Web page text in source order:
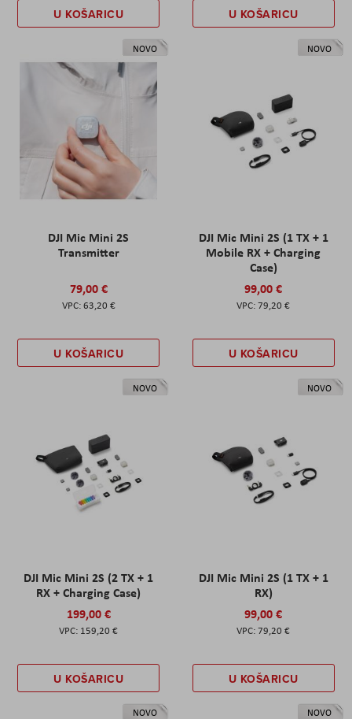
U KOŠARICU U KOŠARICU
NOVO
DJI Mic Mini 2S
Transmitter
79,00 €
63,20 €
U KOŠARICU
NOVO
DJI Mic Mini 2S (1 TX + 1
Mobile RX + Charging
Case)
99,00 €
79,20 €
U KOŠARICU
NOVO
DJI Mic Mini 2S (2 TX + 1
RX + Charging Case)
199,00 €
159,20 €
U KOŠARICU
NOVO
DJI Mic Mini 2S (1 TX + 1
RX)
99,00 €
79,20 €
U KOŠARICU
NOVO NOVO